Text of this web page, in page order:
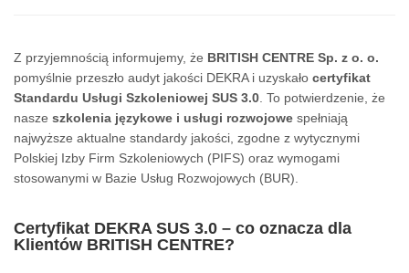
Z przyjemnością informujemy, że BRITISH CENTRE Sp. z o. o.
pomyślnie przeszło audyt jakości DEKRA i uzyskało certyfikat
Standardu Usługi Szkoleniowej SUS 3.0 . To potwierdzenie, że
nasze szkolenia językowe i usługi rozwojowe spełniają
najwyższe aktualne standardy jakości, zgodne z wytycznymi
Polskiej Izby Firm Szkoleniowych (PIFS) oraz wymogami
stosowanymi w Bazie Usług Rozwojowych (BUR).
Certyfikat DEKRA SUS 3.0 – co oznacza dla
Klientów BRITISH CENTRE?